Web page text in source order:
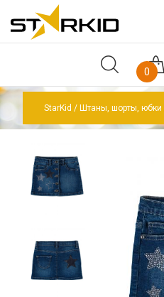
0
StarKid Штаны, шорты, юбки